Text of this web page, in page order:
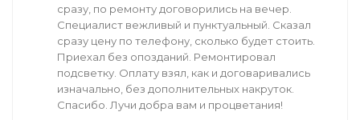
сразу, по ремонту договорились на вечер.
Специалист вежливый и пунктуальный. Сказал
сразу цену по телефону, сколько будет стоить.
Приехал без опозданий. Ремонтировал
подсветку. Оплату взял, как и договаривались
изначально, без дополнительных накруток.
Спасибо. Лучи добра вам и процветания!